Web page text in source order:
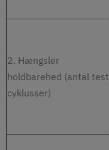
2. Hængsler
holdbarehed (antal test
cyklusser)